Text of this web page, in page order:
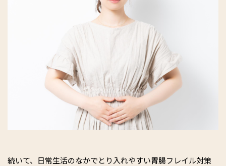
続いて、日常生活のなかでとり入れやすい胃腸フレイル対策